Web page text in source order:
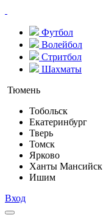
Футбол
Волейбол
Стритбол
Шахматы
Тюмень
Тобольск
Екатеринбург
Тверь
Томск
Ярково
Ханты Мансийск
Ишим
Вход